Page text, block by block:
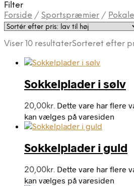
Filter
Forside / Sportspræmier /
Viser 10 resultaterSorteret efter
Sokkelplader i sølv
20,00kr. Dette vare har flere
kan vælges på varesiden
Sokkelplader i guld
20,00kr. Dette vare har flere
kan vælges på varesiden